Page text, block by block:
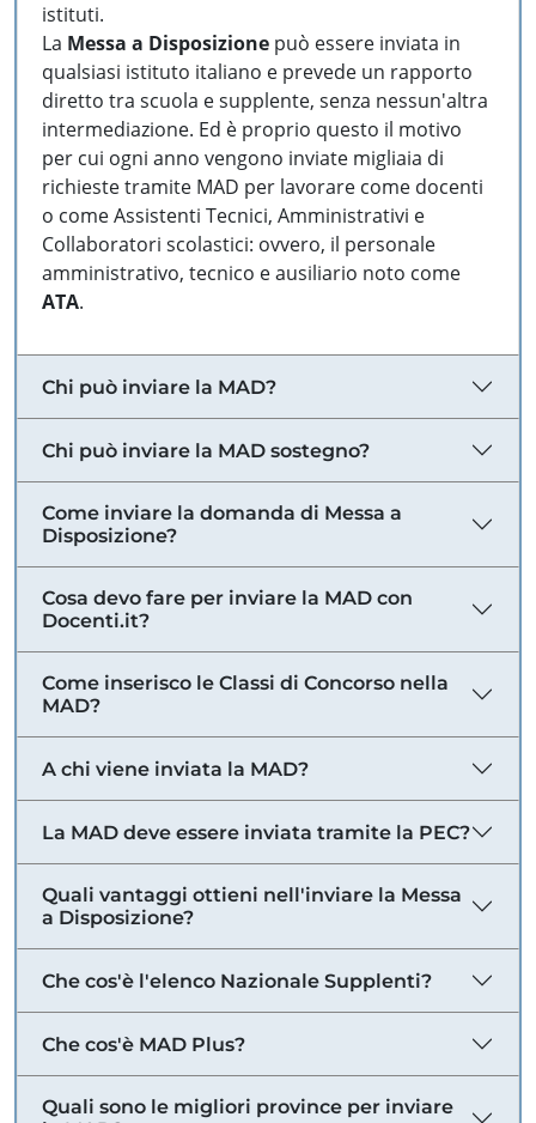
istituti.
La Messa a Disposizione può essere inviata in
qualsiasi istituto italiano e prevede un rapporto
diretto tra scuola e supplente, senza nessun'altra
intermediazione. Ed è proprio questo il motivo
per cui ogni anno vengono inviate migliaia di
richieste tramite MAD per lavorare come docenti
o come Assistenti Tecnici, Amministrativi e
Collaboratori scolastici: ovvero, il personale
amministrativo, tecnico e ausiliario noto come
ATA.
Chi può inviare la MAD?
Chi può inviare la MAD sostegno?
Come inviare la domanda di Messa a
Disposizione?
Cosa devo fare per inviare la MAD con
Docenti.it?
Come inserisco le Classi di Concorso nella
MAD?
A chi viene inviata la MAD?
La MAD deve essere inviata tramite la PEC?
Quali vantaggi ottieni nell'inviare la Messa
a Disposizione?
Che cos'è l'elenco Nazionale Supplenti?
Che cos'è MAD Plus?
Quali sono le migliori province per inviare